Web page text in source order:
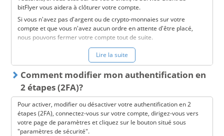
bitFlyer vous aidera à clôturer votre compte.
Si vous n'avez pas d'argent ou de crypto-monnaies sur votre
compte et que vous n'avez aucun ordre en attente d'être placé,
nous pouvons fermer votre compte tout de suite.
Si vous avez encore de l'argent ou des crypto-monnaies sur votre
compte, nous devrons effectuer quelques étapes
supplémentaires avant de traiter votre demande. Veuillez
contacter le Service Client de bitFlyer Europe directement
(info.eu@bitflyer.com) pour commencer les démarches de clôture
de compte.
Nous apprécions les commentaires de nos utilisateurs, donc si
vous décidez de clôturer votre compte, n'hésitez pas à nous faire
savoir les raisons de votre départ!
Lire la suite
Comment modifier mon authentification en
2 étapes (2FA)?
Pour activer, modifier ou désactiver votre authentification en 2
étapes (2FA), connectez-vous sur votre compte, dirigez-vous vers
votre page de paramètres et cliquez sur le bouton situé sous
"paramètres de sécurité".